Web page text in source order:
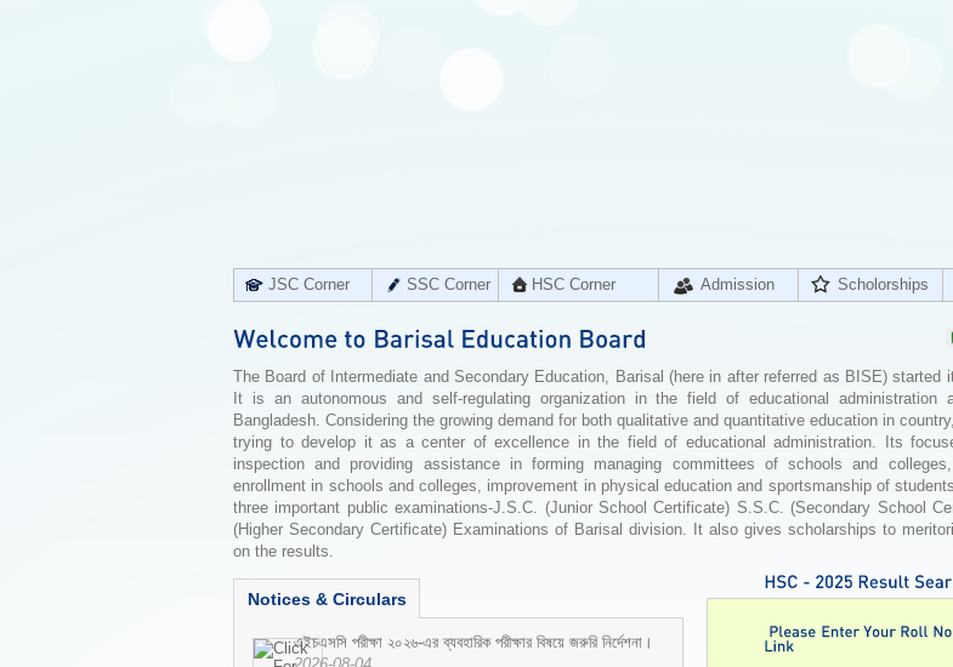
JSC Corner SSC Corner HSC Corner Admission Scholorships
The Board of Intermediate and Secondary Education, Barisal (here in after referred as BISE) started
It is an autonomous and self-regulating organization in the field of educational administration
Bangladesh. Considering the growing demand for both qualitative and quantitative education in
trying to develop it as a center of excellence in the field of educational administration. Its
inspection and providing assistance in forming managing committees of schools and
enrollment in schools and colleges, improvement in physical education and sportsmanship of
three important public examinations-J.S.C. (Junior School Certificate) S.S.C. (Secondary School
(Higher Secondary Certificate) Examinations of Barisal division. It also gives scholarships to
on the results.
Notices & Circulars
এইচএসসি পরীক্ষা ২০২৬-এর ব্যবহারিক পরীক্ষার বিষয়ে জরুরি নির্দেশনা।